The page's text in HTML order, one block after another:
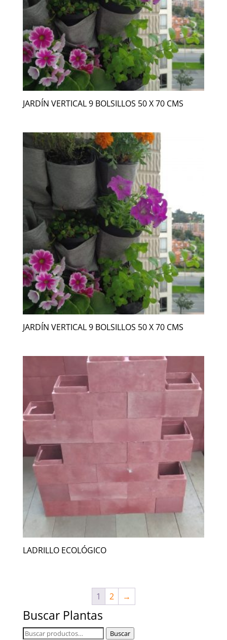
JARDÍN VERTICAL 9 BOLSILLOS 50 X 70 CMS
JARDÍN VERTICAL 9 BOLSILLOS 50 X 70 CMS
LADRILLO ECOLÓGICO
1 2 →
Buscar Plantas
Buscar
Buscar